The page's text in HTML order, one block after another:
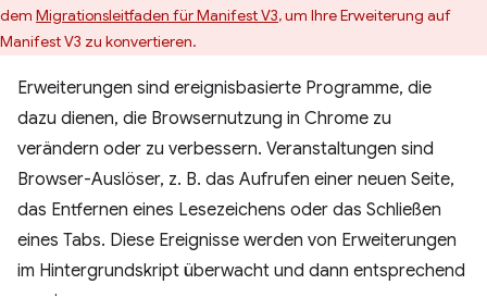
dem Migrationsleitfaden für Manifest V3, um Ihre Erweiterung auf
Manifest V3 zu konvertieren.
Erweiterungen sind ereignisbasierte Programme, die
dazu dienen, die Browsernutzung in Chrome zu
verändern oder zu verbessern. Veranstaltungen sind
Browser-Auslöser, z. B. das Aufrufen einer neuen Seite,
das Entfernen eines Lesezeichens oder das Schließen
eines Tabs. Diese Ereignisse werden von Erweiterungen
im Hintergrundskript überwacht und dann entsprechend